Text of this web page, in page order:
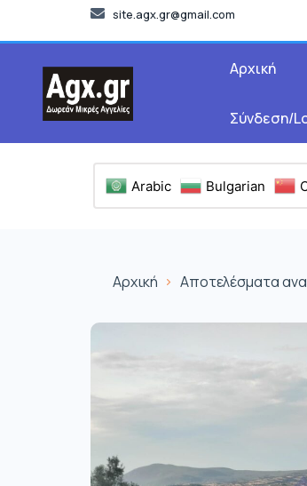
site.agx.gr@gmail.com
Αρχική
Σύνδεση/
Arabic Bulgarian
Αρχική Αποτελέσματα